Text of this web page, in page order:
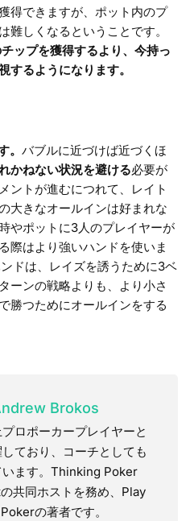
得できますが、ポット内のプ
難しくなるということです。
ップを獲得するより、今持っ
するようになります。
。 バブルに近づけば近づくほ
かねない状況を避ける必要が
ントが進むにつれて、レイト
大きなオールインは好まれな
やポットに3人のプレイヤーが
際はより強いハンドを使いま
ドは、レイズを誘うために3ベ
ーンの戦略よりも、より小さ
勝つためにオールインをする
Brokos
ロポーカープレイヤーと
しており、コーチとしても
います。Thinking Poker
共同ホストを務め、Play
の著者です。